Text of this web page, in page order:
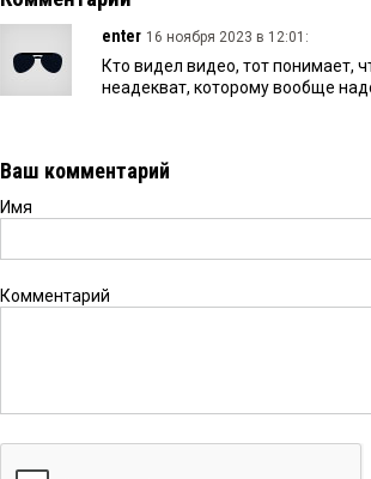
enter 16 ноября 2023 в 12:01:
Кто видел видео, тот понимает,
неадекват, которому вообще
Ваш комментарий
Имя
Комментарий